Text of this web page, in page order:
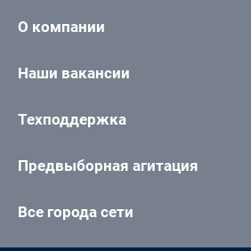
О компании
Наши вакансии
Техподдержка
Предвыборная агитация
Все города сети